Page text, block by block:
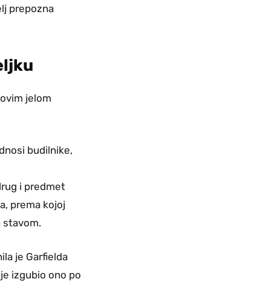
prepozna
jelom
budilnike,
i predmet
prema kojoj
stavom.
je Garfielda
izgubio ono po